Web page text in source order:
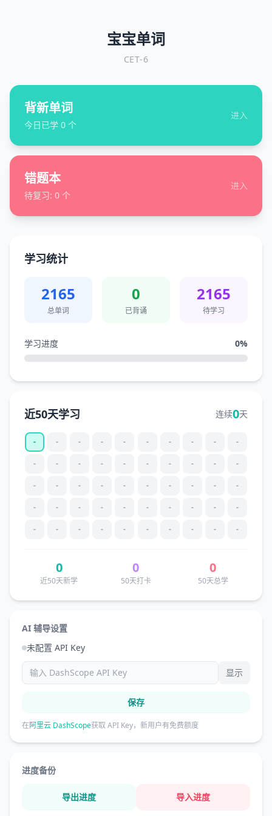
宝宝单词
CET-6
背新单词
今日已学 0 个
进入
错题本
待复习: 0 个
进入
学习统计
2165
总单词
0
已背诵
2165
待学习
学习进度 0%
近50天学习 连续0天
- - - - - - - - - -
- - - - - - - - - -
- - - - - - - - - -
- - - - - - - - - -
- - - - - - - - - -
0
近50天新学
0
50天打卡
0
50天总学
AI 辅导设置
未配置 API Key
显示
保存
在阿里云 DashScope获取 API Key，新用户有免费额度
进度备份
导出进度 导入进度